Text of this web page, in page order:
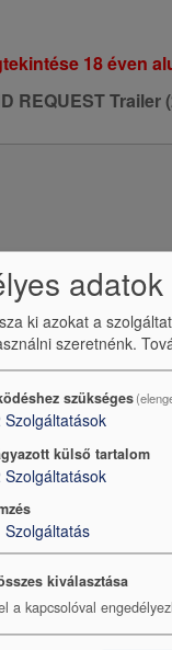
18 éven
REQUEST Trailer
által szolgáltatott külső
Igen (csak most)
beállítások
ki azokat a
szeretnénk.
szükséges
Szolgáltatások
külső tartalom
Szolgáltatások
Szolgáltatás
kiválasztása
a kapcsolóval